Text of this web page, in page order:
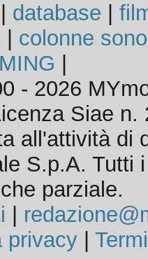
database
colonne
- 2026
Siae n.
all'attività di
S.p.A. Tutti
parziale.
privacy|